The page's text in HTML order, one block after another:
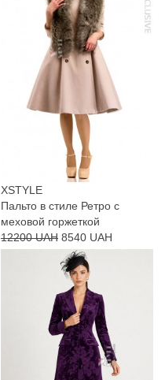
XSTYLE
Пальто в стиле Ретро с
меховой горжеткой
12200 UAH 8540 UAH